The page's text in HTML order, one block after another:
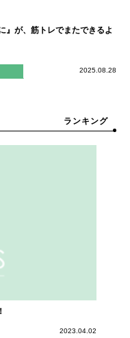
』が、筋トレでまたできるよ
2025.08.28
ランキング
2023.04.02